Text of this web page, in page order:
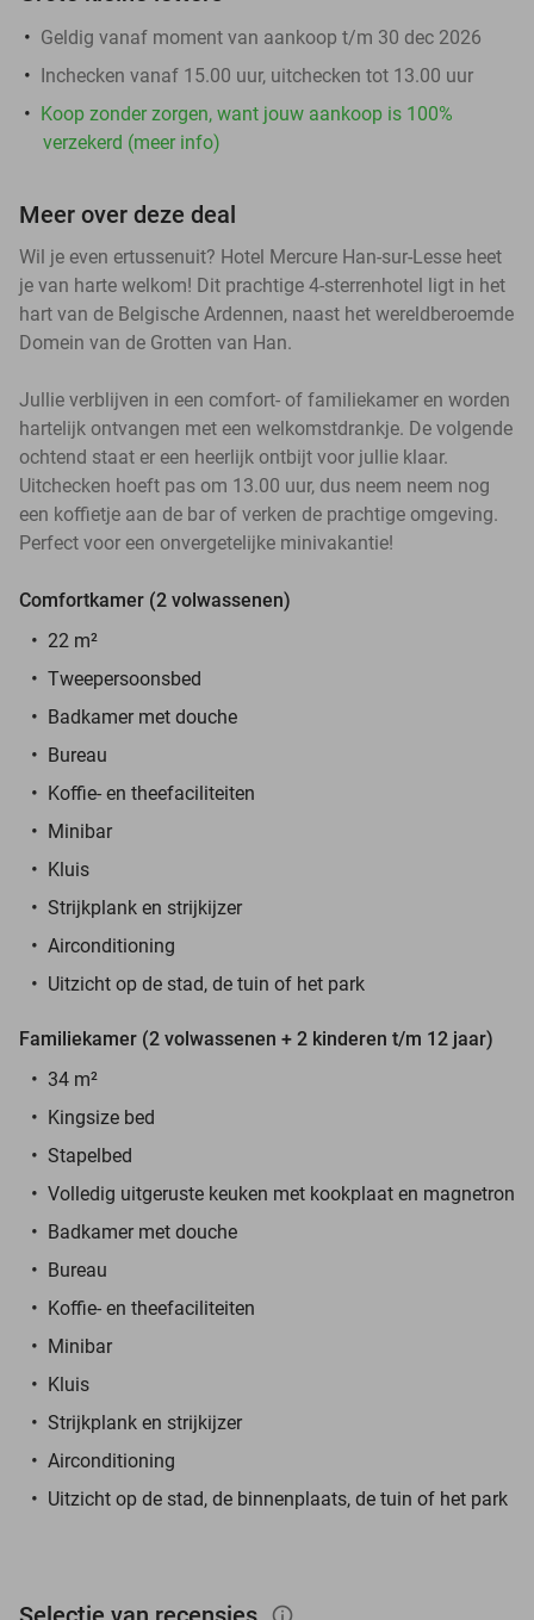
Geldig vanaf moment van aankoop t/m 30 dec 2026
Inchecken vanaf 15.00 uur, uitchecken tot 13.00 uur
Koop zonder zorgen, want jouw aankoop is 100%
verzekerd (meer info)
Meer over deze deal
Wil je even ertussenuit? Hotel Mercure Han-sur-Lesse heet
je van harte welkom! Dit prachtige 4-sterrenhotel ligt in het
hart van de Belgische Ardennen, naast het wereldberoemde
Domein van de Grotten van Han.
Jullie verblijven in een comfort- of familiekamer en worden
hartelijk ontvangen met een welkomstdrankje. De volgende
ochtend staat er een heerlijk ontbijt voor jullie klaar.
Uitchecken hoeft pas om 13.00 uur, dus neem neem nog
een koffietje aan de bar of verken de prachtige omgeving.
Perfect voor een onvergetelijke minivakantie!
Comfortkamer (2 volwassenen)
22 m²
Tweepersoonsbed
Badkamer met douche
Bureau
Koffie- en theefaciliteiten
Minibar
Kluis
Strijkplank en strijkijzer
Airconditioning
Uitzicht op de stad, de tuin of het park
Familiekamer (2 volwassenen + 2 kinderen t/m 12 jaar)
34 m²
Kingsize bed
Stapelbed
Volledig uitgeruste keuken met kookplaat en magnetron
Badkamer met douche
Bureau
Koffie- en theefaciliteiten
Minibar
Kluis
Strijkplank en strijkijzer
Airconditioning
Uitzicht op de stad, de binnenplaats, de tuin of het park
info_outlined